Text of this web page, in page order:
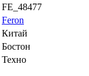
FE_48477
Feron
Китай
Бостон
Техно